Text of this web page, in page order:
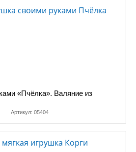
«Пчёлка». Валяние из
Артикул: 05404